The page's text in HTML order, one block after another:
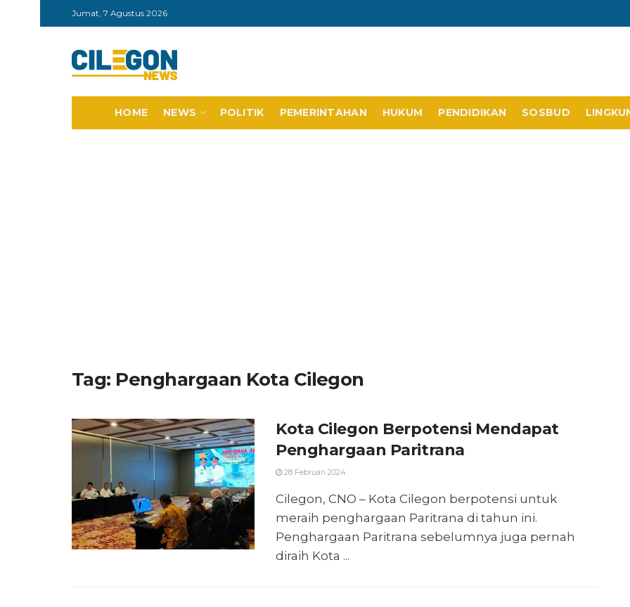
Jumat, 7 Agustus 2026
HOME NEWS POLITIK PEMERINTAHAN HUKUM PENDIDIKAN SOSBUD
Tag: Penghargaan Kota Cilegon
Kota Cilegon Berpotensi Mendapat
Penghargaan Paritrana
28 Februari 2024
Cilegon, CNO – Kota Cilegon berpotensi untuk
meraih penghargaan Paritrana di tahun ini.
Penghargaan Paritrana sebelumnya juga pernah
diraih Kota ...